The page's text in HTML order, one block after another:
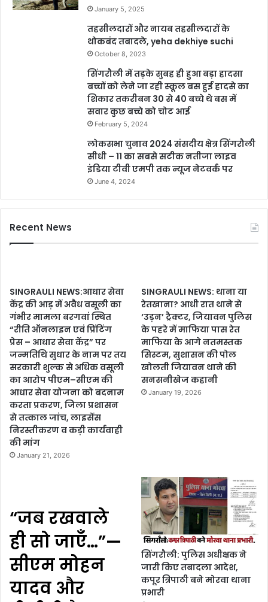
January 5, 2025
तहसीलदारों और नायब तहसीलदारों के
थोकबंद तबादले, yeha dekhiye suchi
October 8, 2023
सिंगरौली में तड़के सुबह ही हुआ बड़ा हादसा
बच्चों को लेने जा रही स्कूल बस हुई हादसे का
शिकार तकरीबन 30 से 40 बच्चे थे बस में
सवार कुछ बच्चे को चोट आई
February 5, 2024
लोकसभा चुनाव 2024 संसदीय क्षेत्र सिंगरौली
सीधी – 11 का सबसे सटीक नतीजा लाइव
इंडिया टीवी एमपी तक न्यूज नेटवर्क पर
June 4, 2024
Recent News
SINGRAULI NEWS:आधार सेवा
केंद्र की आड़ में अवैध वसूली का
गंभीर मामला बरगवां स्थित
“रीति ऑनलाइन एवं प्रिंटिंग
प्रेस – आधार सेवा केंद्र” पर
जन्मतिथि सुधार के नाम पर तय
सरकारी शुल्क से अधिक वसूली
का आरोप पीएम–सीएम की
आधार सेवा योजना को बदनाम
करता प्रकरण, जिला प्रशासन
से तत्काल जांच, लाइसेंस
निरस्तीकरण व कड़ी कार्यवाही
की मांग
January 21, 2026
SINGRAULI NEWS: थाना या
रेतखाना? आधी रात थाने से
‘उड़न’ ट्रैक्टर, जियावन पुलिस
के पहरे में माफिया पास रेत
माफिया के आगे नतमस्तक
सिस्टम, सुशासन की पोल
खोलती जियावन थाने की
सनसनीखेज कहानी
January 19, 2026
“जब रखवाले
ही सो जाएँ…”—
सीएम मोहन
यादव और
सिंगरौली: पुलिस अधीक्षक ने
जारी किए तबादला आदेश,
कपूर त्रिपाठी बने मोरवा थाना
प्रभारी